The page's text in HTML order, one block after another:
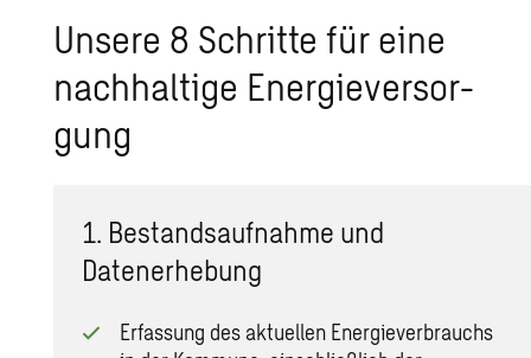
Un­se­re 8 Schrit­te für eine
nach­hal­ti­ge En­er­gie­ver­sor­
gung
1. Bestandsaufnahme und
Datenerhebung
Erfassung des aktuellen Energieverbrauchs